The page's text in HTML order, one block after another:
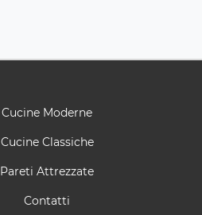
Cucine Moderne
Cucine Classiche
Pareti Attrezzate
Contatti